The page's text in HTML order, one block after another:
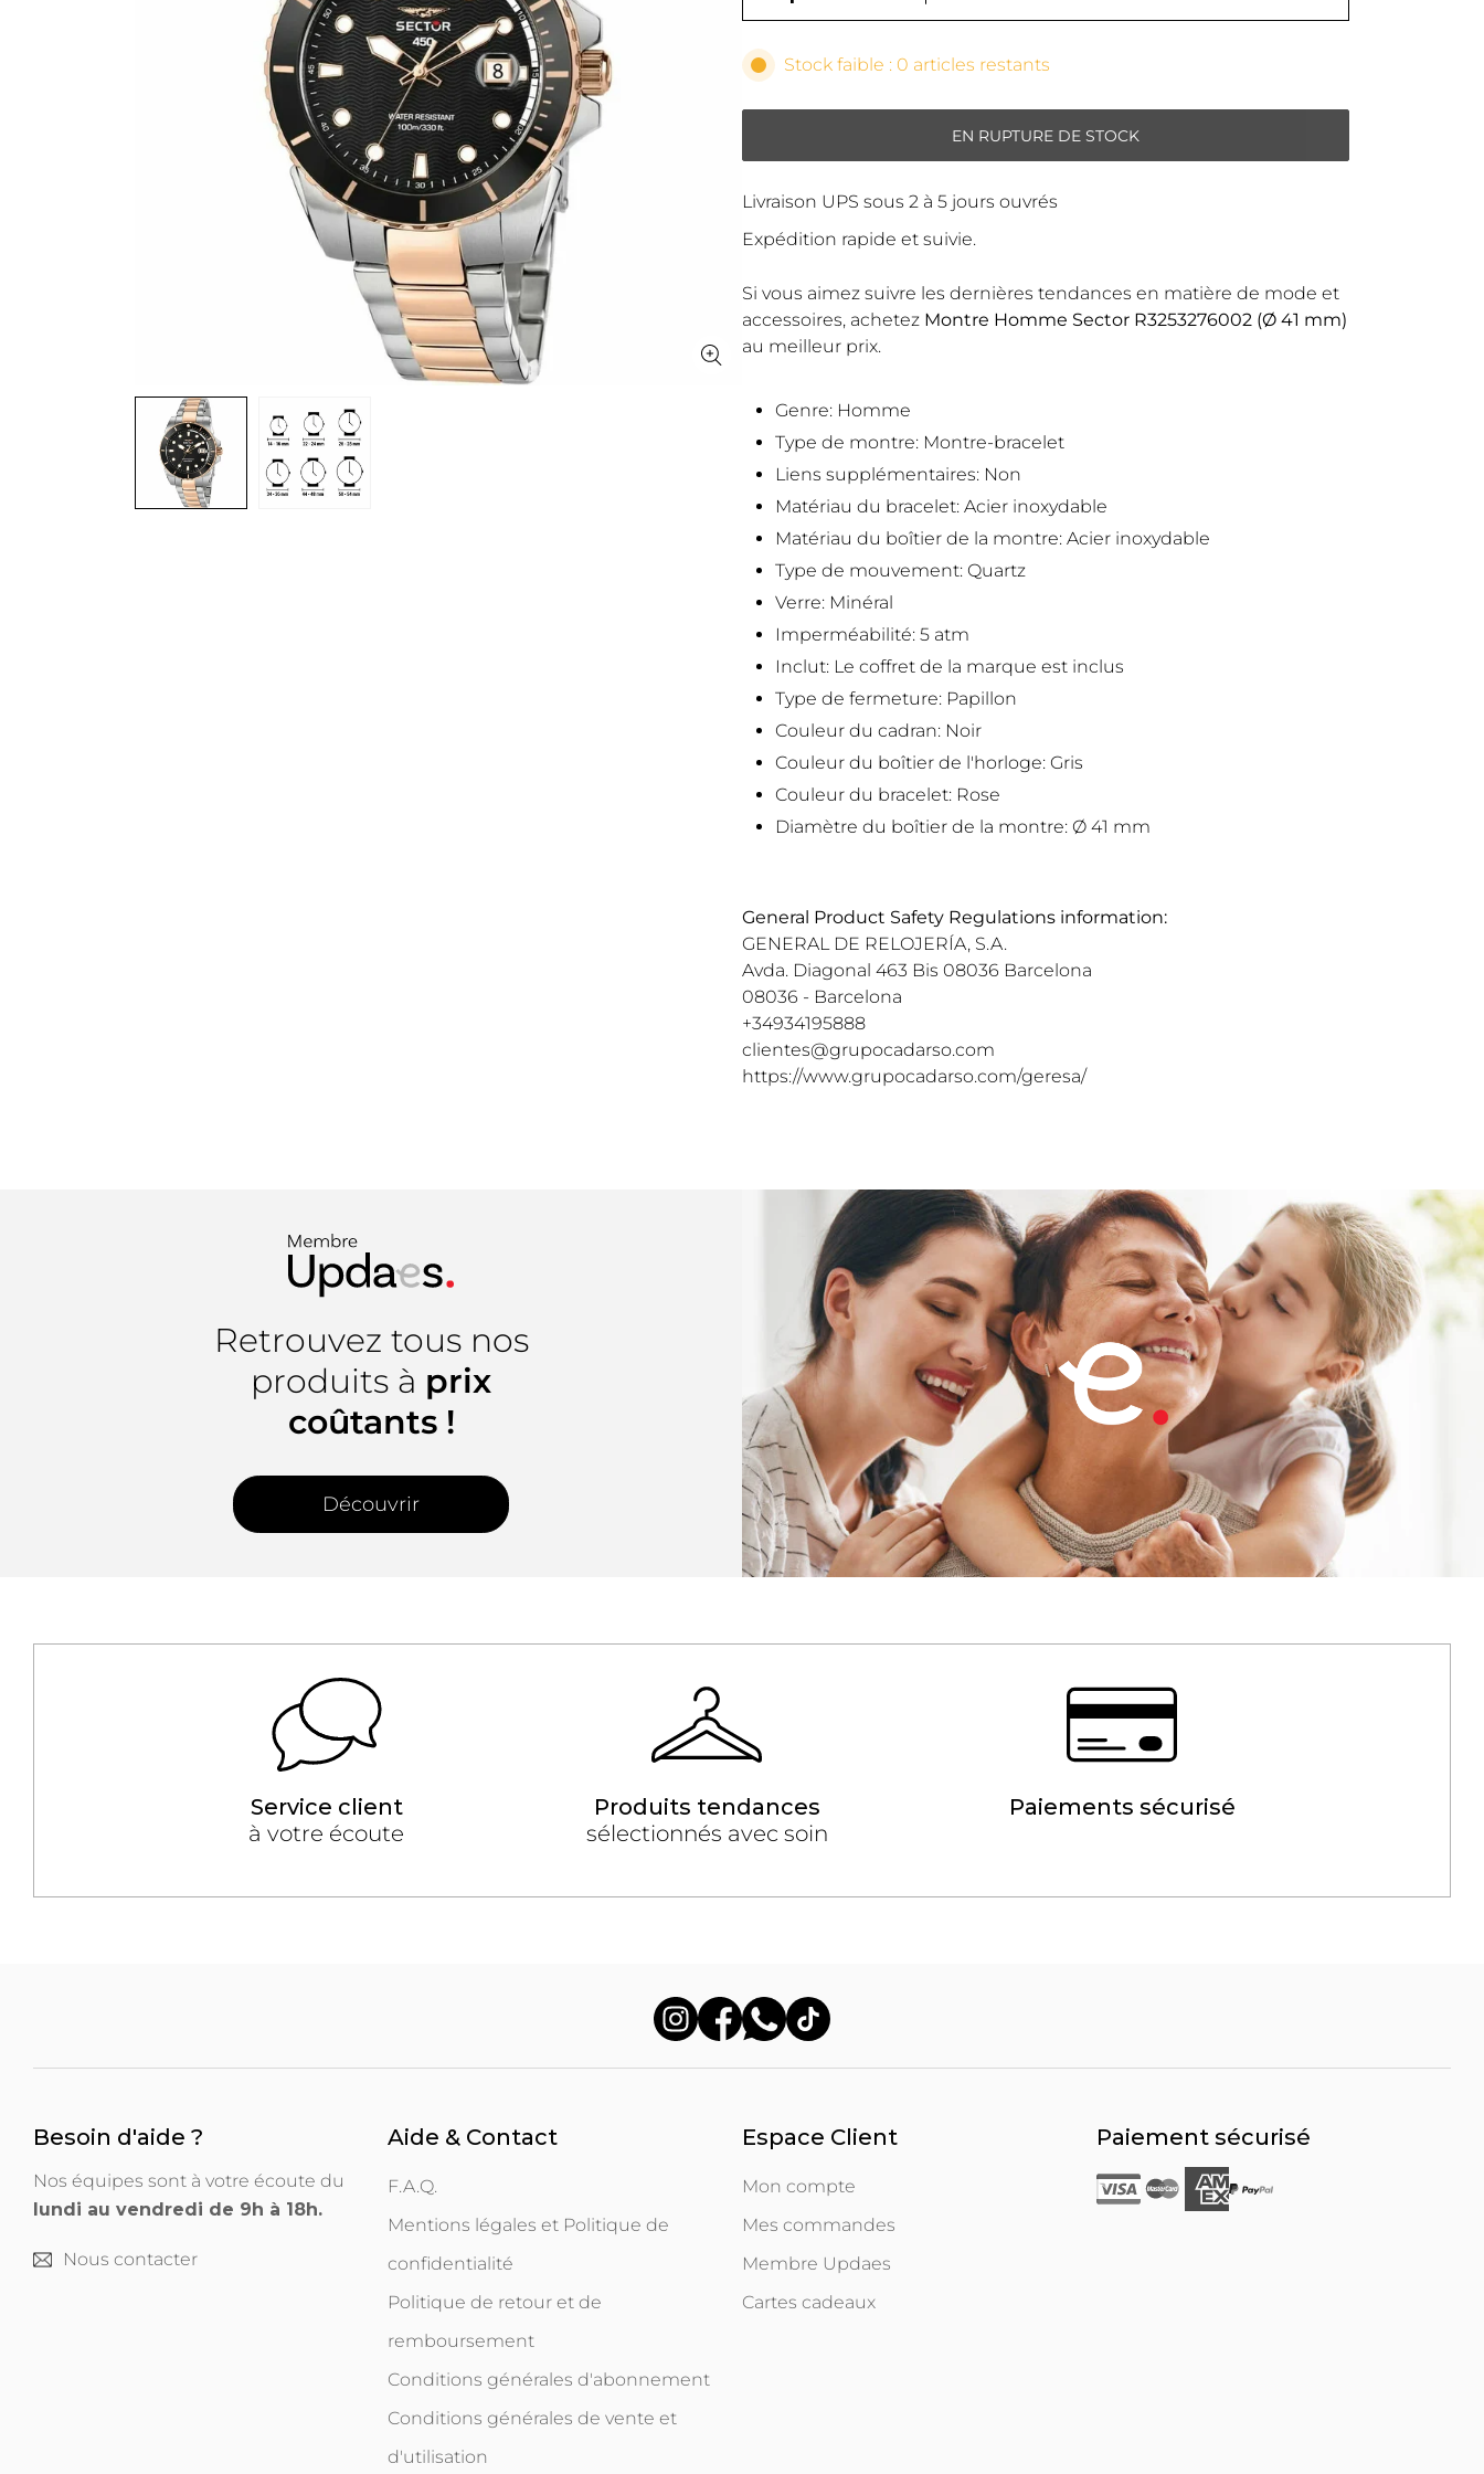
Stock faible : 0 articles restants
EN RUPTURE DE STOCK
Livraison UPS sous 2 à 5 jours ouvrés
Expédition rapide et suivie.
Si vous aimez suivre les dernières tendances en matière de mode et
accessoires, achetez Montre Homme Sector R3253276002 (Ø 41 mm)
au meilleur prix.
Genre: Homme
Type de montre: Montre-bracelet
Liens supplémentaires: Non
Matériau du bracelet: Acier inoxydable
Matériau du boîtier de la montre: Acier inoxydable
Type de mouvement: Quartz
Verre: Minéral
Imperméabilité: 5 atm
Inclut: Le coffret de la marque est inclus
Type de fermeture: Papillon
Couleur du cadran: Noir
Couleur du boîtier de l'horloge: Gris
Couleur du bracelet: Rose
Diamètre du boîtier de la montre: Ø 41 mm
General Product Safety Regulations information:
GENERAL DE RELOJERÍA, S.A.
Avda. Diagonal 463 Bis 08036 Barcelona
08036 - Barcelona
+34934195888
clientes@grupocadarso.com
https://www.grupocadarso.com/geresa/
Retrouvez tous nos
produits à prix
coûtants !
Découvrir
Service client
à votre écoute
Produits tendances
sélectionnés avec soin
Paiements sécurisé
Besoin d'aide ?
Nos équipes sont à votre écoute du
lundi au vendredi de 9h à 18h.
Nous contacter
Aide & Contact
F.A.Q.
Mentions légales et Politique de
confidentialité
Politique de retour et de
remboursement
Conditions générales d'abonnement
Conditions générales de vente et
d'utilisation
Espace Client
Mon compte
Mes commandes
Membre Updaes
Cartes cadeaux
Paiement sécurisé